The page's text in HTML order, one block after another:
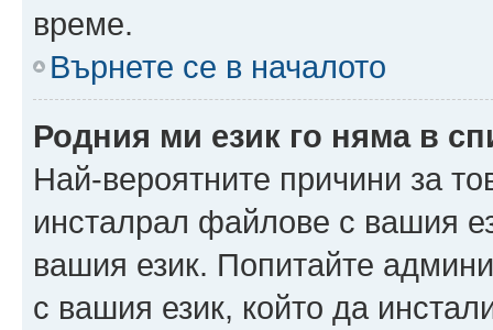
време.
Върнете се в началото
Родния ми език го няма в
Най-вероятните причини за
инсталрал файлове с вашия
вашия език. Попитайте
с вашия език, който да